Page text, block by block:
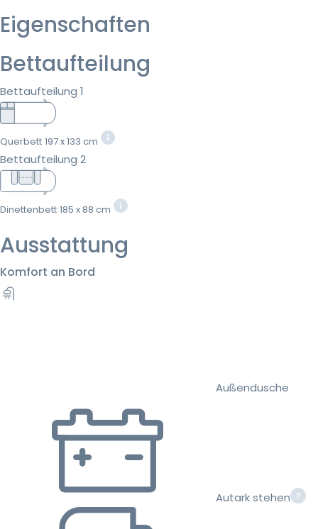
Eigenschaften
Bettaufteilung
Bettaufteilung 1
Querbett 197 x 133 cm
Bettaufteilung 2
Dinettenbett 185 x 88 cm
Ausstattung
Komfort an Bord
Außendusche
Autark stehen